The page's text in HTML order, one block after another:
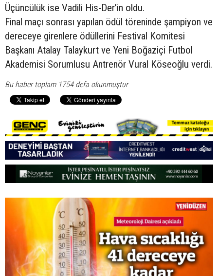
Üçüncülük ise Vadili His-Der’in oldu.
Final maçı sonrası yapılan ödül töreninde şampiyon ve
dereceye girenlere ödüllerini Festival Komitesi
Başkanı Atalay Talaykurt ve Yeni Boğaziçi Futbol
Akademisi Sorumlusu Antrenör Vural Köseoğlu verdi.
Bu haber toplam 1754 defa okunmuştur